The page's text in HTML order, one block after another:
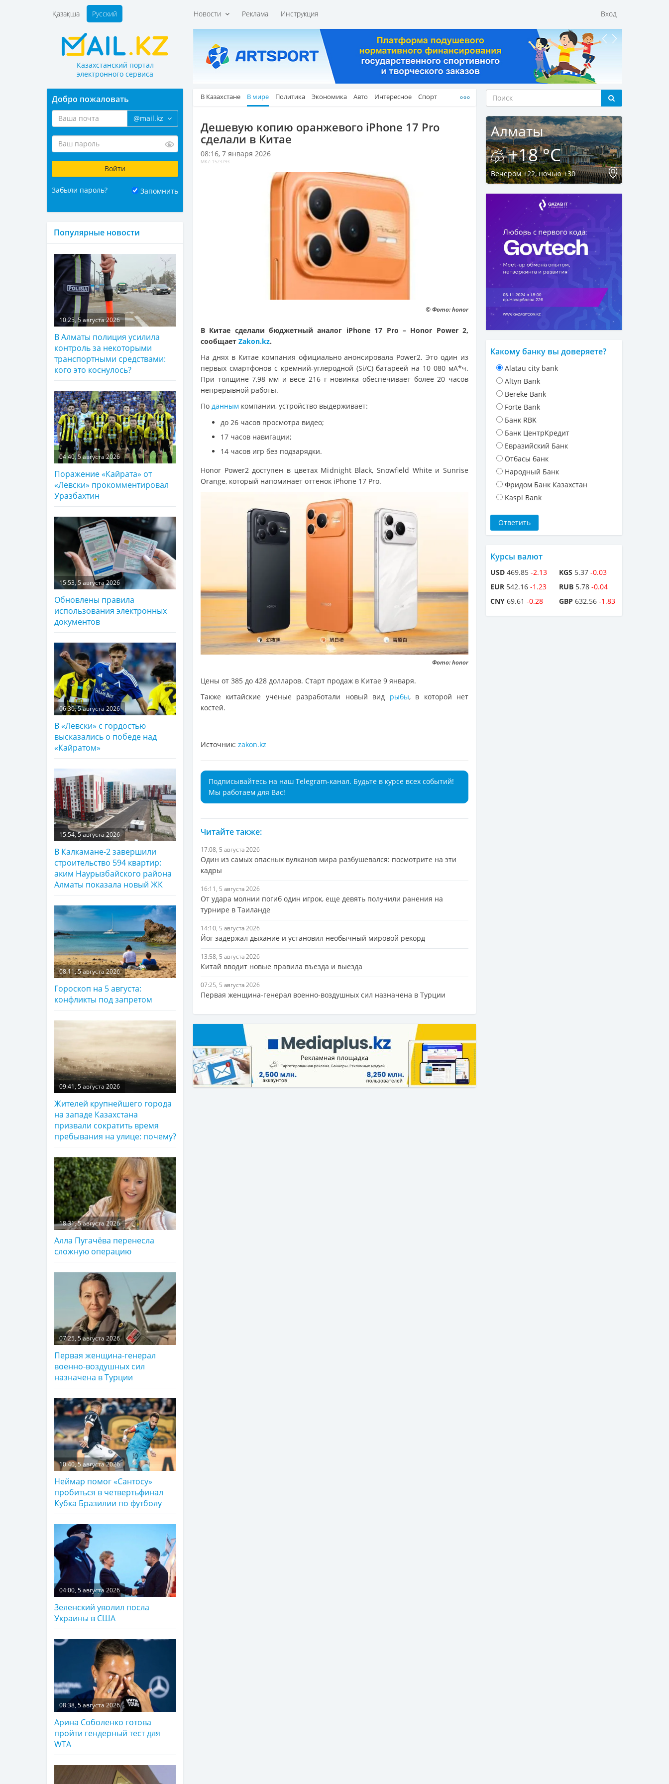
Новости Реклама Инструкция Вход
Қазақша Русский
Казахстанский портал
электронного сервиса
В Казахстане В мире Политика Экономика Авто Интересное Спорт
Дешевую копию оранжевого iPhone 17 Pro
сделали в Китае
08:16, 7 января 2026
MKZ: 1523793
© Фото: honor
В Китае сделали бюджетный аналог iPhone 17 Pro – Honor Power 2,
сообщает Zakon.kz.
На днях в Китае компания официально анонсировала Power2. Это один из
первых смартфонов с кремний-углеродной (Si/C) батареей на 10 080 мА*ч.
При толщине 7,98 мм и весе 216 г новинка обеспечивает более 20 часов
непрерывной работы.
По данным компании, устройство выдерживает:
до 26 часов просмотра видео;
17 часов навигации;
14 часов игр без подзарядки.
Honor Power2 доступен в цветах Midnight Black, Snowfield White и Sunrise
Orange, который напоминает оттенок iPhone 17 Pro.
Фото: honor
Цены от 385 до 428 долларов. Старт продаж в Китае 9 января.
Также китайские ученые разработали новый вид рыбы, в которой нет
костей.
Источник: zakon.kz
Подписывайтесь на наш Telegram-канал. Будьте в курсе всех событий!
Мы работаем для Вас!
Читайте также:
17:08, 5 августа 2026
Один из самых опасных вулканов мира разбушевался: посмотрите на эти
кадры
16:11, 5 августа 2026
От удара молнии погиб один игрок, еще девять получили ранения на
турнире в Таиланде
14:10, 5 августа 2026
Йог задержал дыхание и установил необычный мировой рекорд
13:58, 5 августа 2026
Китай вводит новые правила въезда и выезда
07:25, 5 августа 2026
Первая женщина-генерал военно-воздушных сил назначена в Турции
Добро пожаловать
@mail.kz
Забыли пароль? Запомнить
Популярные новости
10:25, 5 августа 2026
В Алматы полиция усилила
контроль за некоторыми
транспортными средствами:
кого это коснулось?
04:40, 5 августа 2026
Поражение «Кайрата» от
«Левски» прокомментировал
Уразбахтин
15:53, 5 августа 2026
Обновлены правила
использования электронных
документов
06:30, 5 августа 2026
В «Левски» с гордостью
высказались о победе над
«Кайратом»
15:54, 5 августа 2026
В Калкамане-2 завершили
строительство 594 квартир:
аким Наурызбайского района
Алматы показала новый ЖК
08:11, 5 августа 2026
Гороскоп на 5 августа:
конфликты под запретом
09:41, 5 августа 2026
Жителей крупнейшего города
на западе Казахстана
призвали сократить время
пребывания на улице: почему?
18:31, 5 августа 2026
Алла Пугачёва перенесла
сложную операцию
07:25, 5 августа 2026
Первая женщина-генерал
военно-воздушных сил
назначена в Турции
10:40, 5 августа 2026
Неймар помог «Сантосу»
пробиться в четвертьфинал
Кубка Бразилии по футболу
04:00, 5 августа 2026
Зеленский уволил посла
Украины в США
08:38, 5 августа 2026
Арина Соболенко готова
пройти гендерный тест для
WTA
Алматы
+18 °C
Вечером +22, ночью +30
Какому банку вы доверяете?
Alatau city bank
Altyn Bank
Bereke Bank
Forte Bank
Банк RBK
Банк ЦентрКредит
Евразийский Банк
Отбасы банк
Народный Банк
Фридом Банк Казахстан
Kaspi Bank
Курсы валют
USD 469.85 -2.13
EUR 542.16 -1.23
CNY 69.61 -0.28
KGS 5.37 -0.03
RUB 5.78 -0.04
GBP 632.56 -1.83